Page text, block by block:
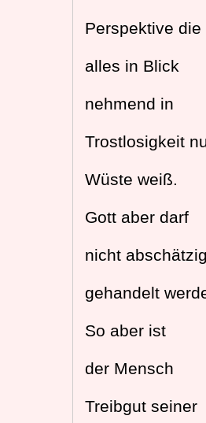
Perspektive die
alles in Blick
nehmend in
Trostlosigkeit
Wüste weiß.
Gott aber darf
nicht
gehandelt
So aber ist
der Mensch
Treibgut seiner